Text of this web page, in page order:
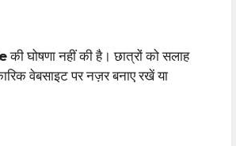
की घोषणा नहीं की है। छात्रों को सलाह
वेबसाइट पर नज़र बनाए रखें या